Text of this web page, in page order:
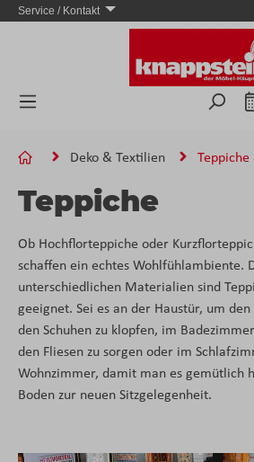
Zum Hauptinhalt springen
Service / Kontakt
Deko & Textilien Teppiche
Teppiche
Ob Hochflorteppiche oder
schaffen ein echtes Wohlfühlambiente.
unterschiedlichen Materialien sind
geeignet. Sei es an der Haustür, um
den Schuhen zu klopfen, im
den Fliesen zu sorgen oder im
Wohnzimmer, damit man es gemütlich
Boden zur neuen Sitzgelegenheit.